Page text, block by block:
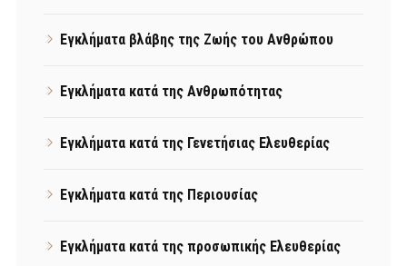
Εγκλήματα βλάβης της Ζωής του Ανθρώπου
Εγκλήματα κατά της Ανθρωπότητας
Εγκλήματα κατά της Γενετήσιας Ελευθερίας
Εγκλήματα κατά της Περιουσίας
Εγκλήματα κατά της προσωπικής Ελευθερίας